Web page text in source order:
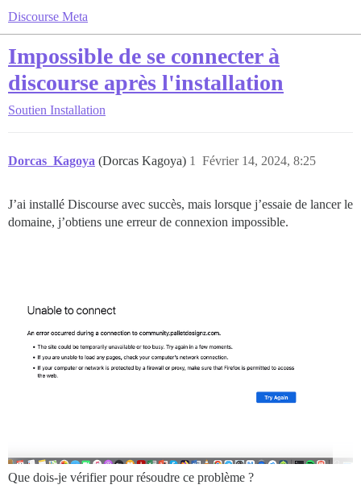
Discourse Meta
Impossible de se connecter à
discourse après l'installation
Soutien Installation
Dorcas_Kagoya (Dorcas Kagoya) Février 14, 2024, 8:25
1
J’ai installé Discourse avec succès, mais lorsque j’essaie de lancer le
domaine, j’obtiens une erreur de connexion impossible.
Que dois-je vérifier pour résoudre ce problème ?